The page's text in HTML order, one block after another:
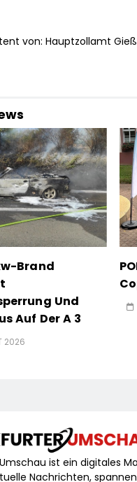
von: Hauptzollamt
Brand
Und
Auf Der A 3
2026
ist ein digitales
Nachrichten,